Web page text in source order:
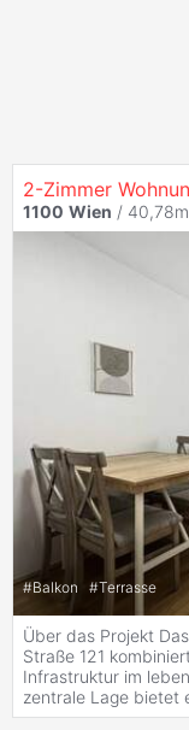
2-Zimmer
1100 Wien /
#Balkon #Terrasse
Über das Projekt
Straße 121
Infrastruktur im
zentrale Lage bietet